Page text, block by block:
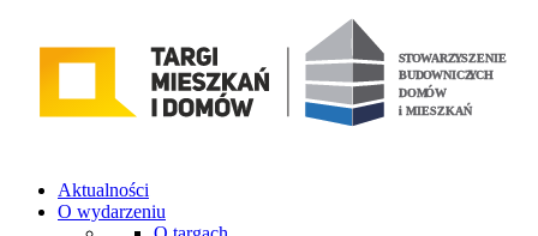
Aktualności
O wydarzeniu